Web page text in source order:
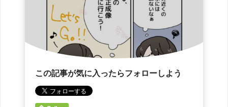
この記事が気に入ったらフォローしよう